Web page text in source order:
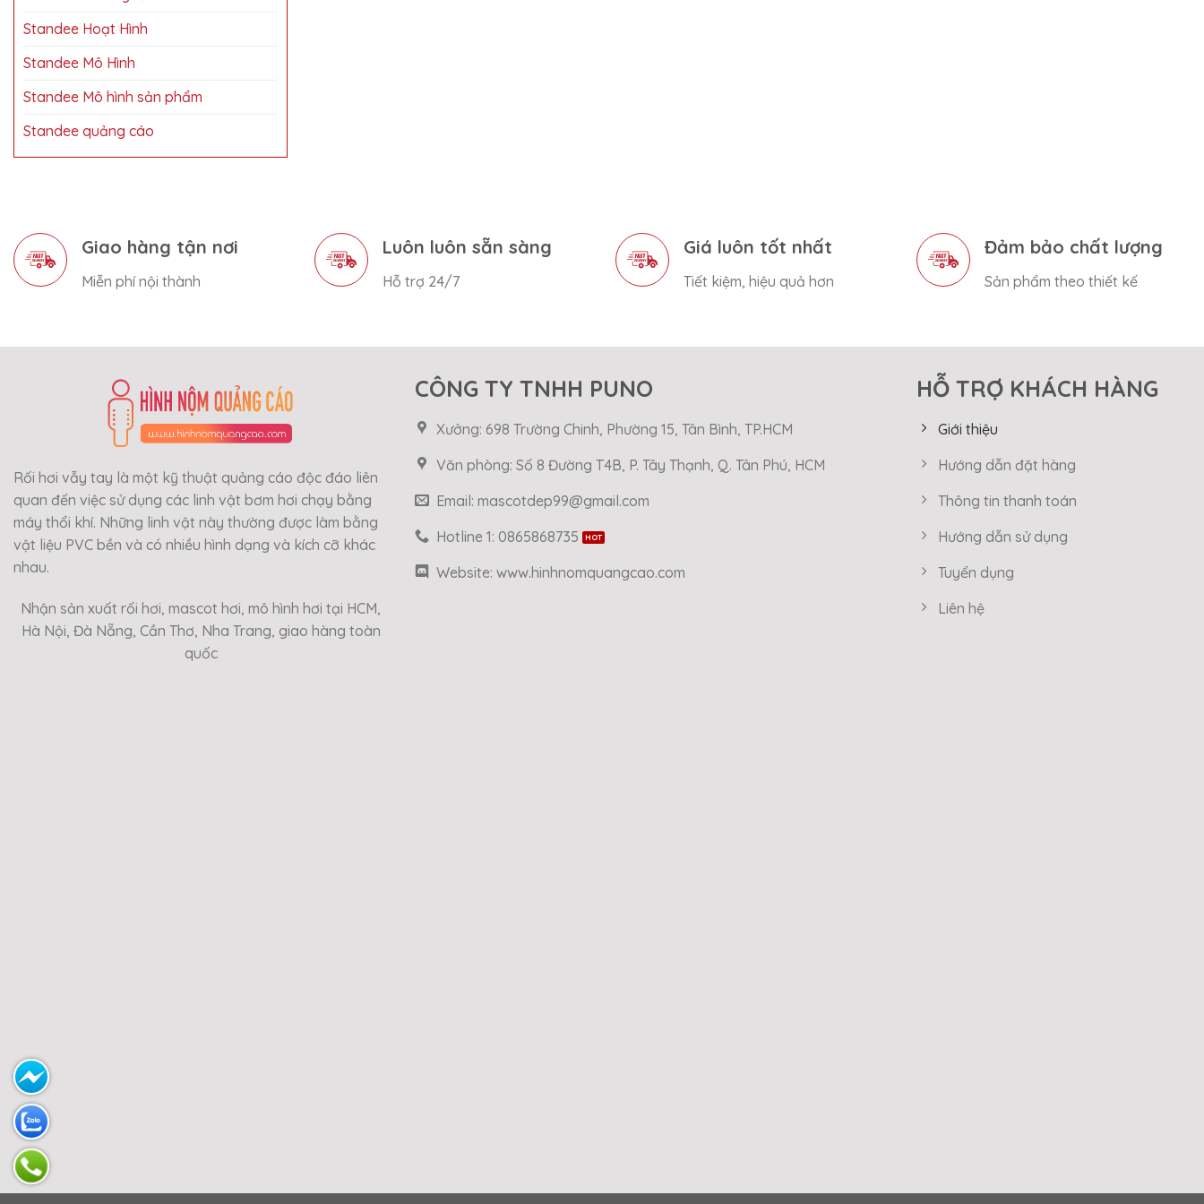
Standee Hoạt Hình
Standee Mô Hình
Standee Mô hình sản phẩm
Standee quảng cáo
Giao hàng tận nơi
Miễn phí nội thành
Luôn luôn sẵn sàng
Hỗ trợ 24/7
Giá luôn tốt nhất
Tiết kiệm, hiệu quả hơn
Đảm bảo chất lượng
Sản phẩm theo thiết kế
Rối hơi vẫy tay là một kỹ thuật quảng cáo độc đáo liên
quan đến việc sử dụng các linh vật bơm hơi chạy bằng
máy thổi khí. Những linh vật này thường được làm bằng
vật liệu PVC bền và có nhiều hình dạng và kích cỡ khác
nhau.
Nhận sản xuất rối hơi, mascot hơi, mô hình hơi tại HCM,
Hà Nội, Đà Nẵng, Cần Thơ, Nha Trang, giao hàng toàn
quốc
CÔNG TY TNHH PUNO
Xưởng: 698 Trường Chinh, Phường 15, Tân Bình, TP.HCM
Văn phòng: Số 8 Đường T4B, P. Tây Thạnh, Q. Tân Phú, HCM
Email: mascotdep99@gmail.com
Hotline 1: 0865868735
Website: www.hinhnomquangcao.com
HỖ TRỢ KHÁCH HÀNG
Giới thiệu
Hướng dẫn đặt hàng
Thông tin thanh toán
Hướng dẫn sử dụng
Tuyển dụng
Liên hệ